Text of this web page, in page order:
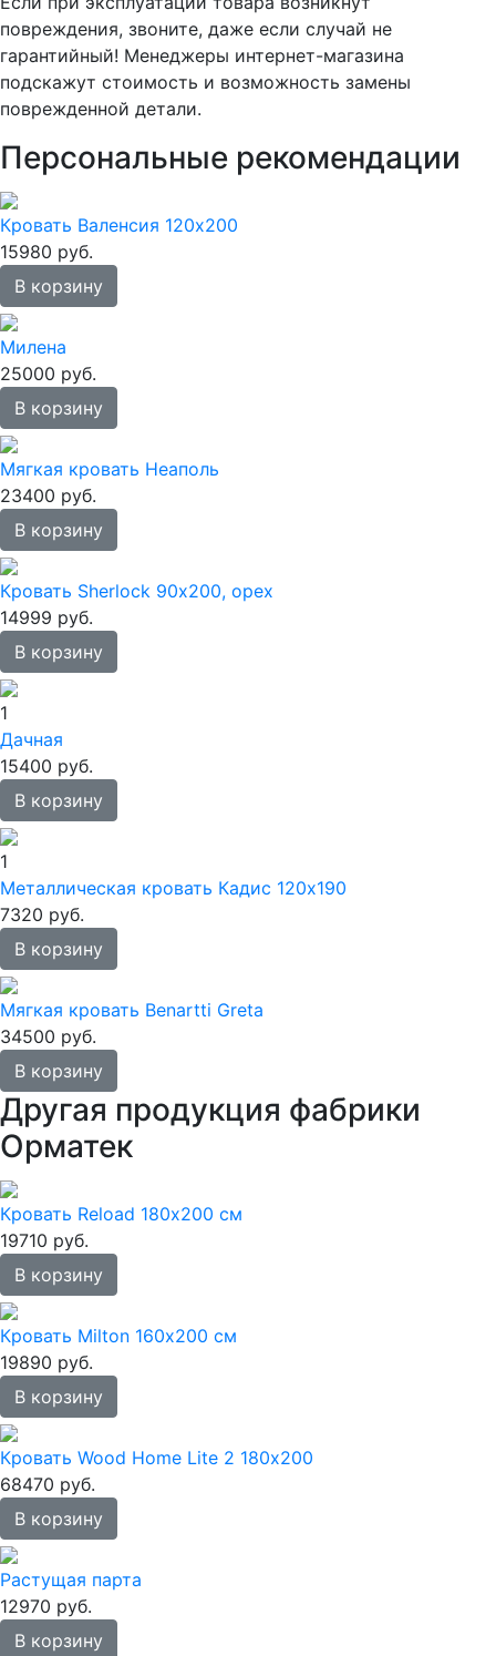
повреждения, звоните, даже если случай не
гарантийный! Менеджеры интернет-магазина
подскажут стоимость и возможность замены
поврежденной детали.
Персональные рекомендации
Кровать Валенсия 120х200
15980 руб.
В корзину
Милена
25000 руб.
В корзину
Мягкая кровать Неаполь
23400 руб.
В корзину
Кровать Sherlock 90х200, орех
14999 руб.
В корзину
1
Дачная
15400 руб.
В корзину
1
Металлическая кровать Кадис 120х190
7320 руб.
В корзину
Мягкая кровать Benartti Greta
34500 руб.
В корзину
Другая продукция фабрики
Орматек
Кровать Reload 180х200 см
19710 руб.
В корзину
Кровать Milton 160х200 см
19890 руб.
В корзину
Кровать Wood Home Lite 2 180х200
68470 руб.
В корзину
Растущая парта
12970 руб.
В корзину